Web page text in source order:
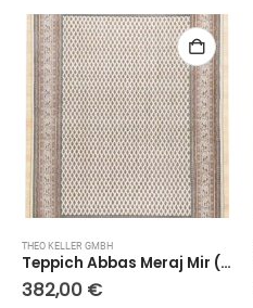
THEO KELLER GMBH
Teppich Abbas Meraj Mir (Creme; 70 x 140 cm)
382,00 €